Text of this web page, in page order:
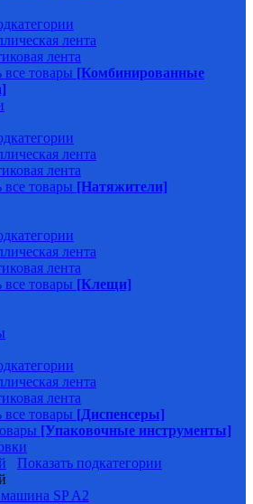
лента
лента
все товары [Комбинированные
лента
лента
все товары [Натяжители]
лента
лента
все товары [Клещи]
лента
лента
все товары [Диспенсеры]
[Упаковочные инструменты]
Показать подкатегории
SP A2